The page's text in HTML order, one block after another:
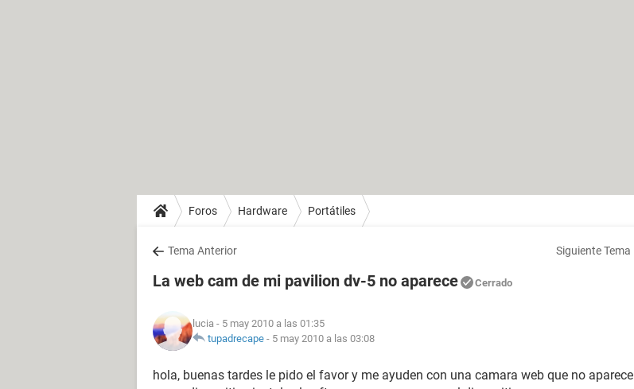
Foros Hardware Portátiles
Tema Anterior Siguiente Tema
La web cam de mi pavilion dv-5 no aparece Cerrado
lucia - 5 may 2010 a las 01:35
tupadrecape - 5 may 2010 a las 03:08
hola, buenas tardes le pido el favor y me ayuden con una camara web que no aparece